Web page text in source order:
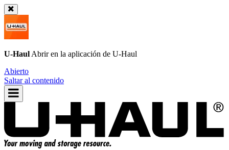
U-Haul Abrir en la aplicación de U-Haul
Abierto
Saltar al contenido